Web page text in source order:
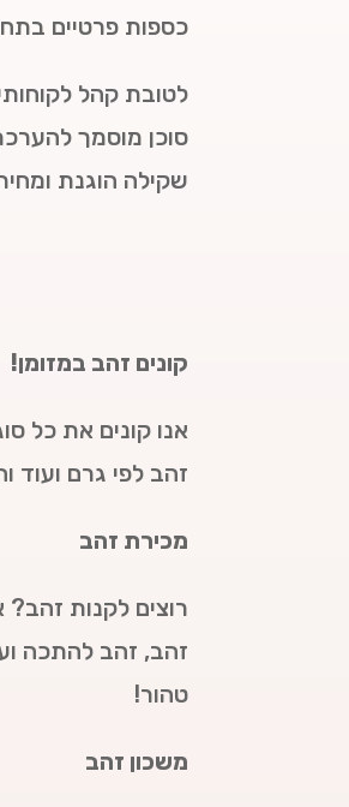
כספות פרטיים
לטובת קהל
סוכן מוסמך
שקילה הוגנת
קונים זהב במזומן!
אנו קונים את כל
זהב לפי גרם
מכירת זהב
רוצים לקנות זהב?
טהור!
משכון זהב